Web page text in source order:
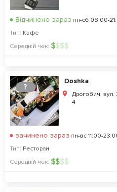
Відчинено зараз пн-сб 08:00-
Тип: Кафе
Середній чек: $$$$
?
Doshka
Дрогобич, вул.
4
зачинено зараз пн-вс 11:00-
Тип: Ресторан
Середній чек: $$$$